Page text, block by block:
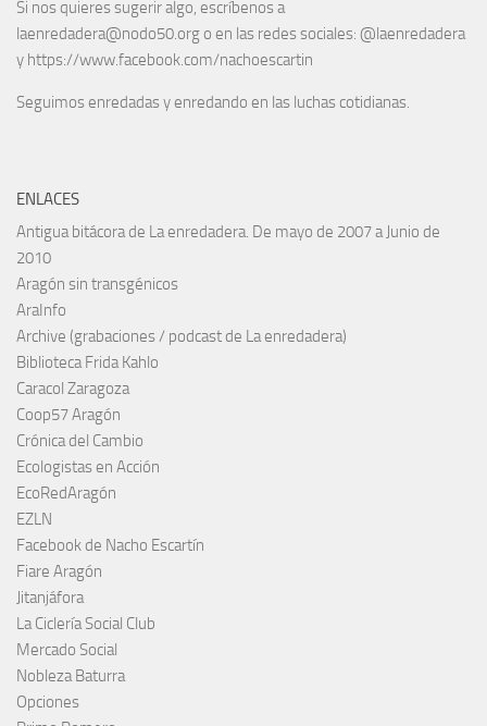
Si nos quieres sugerir algo, escríbenos a
laenredadera@nodo50.org o en las redes sociales: @laenredadera
y https://www.facebook.com/nachoescartin
Seguimos enredadas y enredando en las luchas cotidianas.
ENLACES
Antigua bitácora de La enredadera. De mayo de 2007 a Junio de
2010
Aragón sin transgénicos
AraInfo
Archive (grabaciones / podcast de La enredadera)
Biblioteca Frida Kahlo
Caracol Zaragoza
Coop57 Aragón
Crónica del Cambio
Ecologistas en Acción
EcoRedAragón
EZLN
Facebook de Nacho Escartín
Fiare Aragón
Jitanjáfora
La Ciclería Social Club
Mercado Social
Nobleza Baturra
Opciones